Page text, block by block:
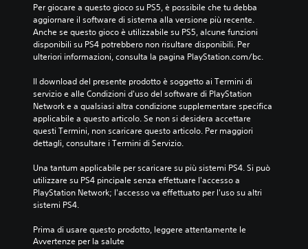
Per giocare a questo gioco su PS5, è possibile che tu debba
aggiornare il software di sistema alla versione più recente.
Anche se questo gioco è utilizzabile su PS5, alcune funzioni
disponibili su PS4 potrebbero non risultare disponibili. Per
ulteriori informazioni, consulta la pagina PlayStation.com/bc.
Il download del presente prodotto è soggetto ai Termini di
servizio e alle Condizioni d'uso del software di PlayStation
Network e a qualsiasi altra condizione supplementare specifica
applicabile a questo articolo. Se non si desidera accettare
questi Termini, non scaricare questo articolo. Per maggiori
dettagli, consultare i Termini di Servizio.
Una tantum applicabile per scaricare su più sistemi PS4. Si può
utilizzare su PS4 pincipale senza effettuare l'accesso a
PlayStation Network; l'accesso va effettuato per l'uso su altri
sistemi PS4.
Prima di usare questo prodotto, leggere attentamente le
Avvertenze per la salute